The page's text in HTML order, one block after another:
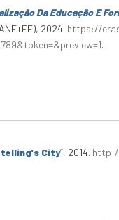
Da Educação E
2024. https://
.
City”, 2014.